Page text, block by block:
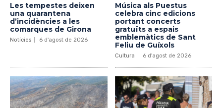
Les tempestes deixen
una quarantena
d’incidències a les
comarques de Girona
Notícies 6 d'agost de 2026
Música als Puestus
celebra cinc edicions
portant concerts
gratuïts a espais
emblemàtics de Sant
Feliu de Guíxols
Cultura 6 d'agost de 2026